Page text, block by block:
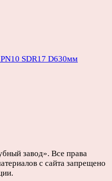
SDR17 D630мм
завод». Все права
с сайта запрещено